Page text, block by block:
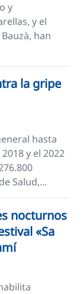
y
y el
han
la gripe
hasta
y el 2022
Salud,...
nocturnos
«Sa